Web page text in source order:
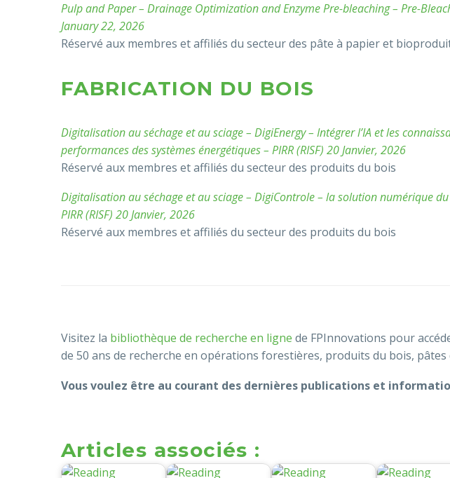
Pulp and Paper – Drainage Optimization and Enzyme Pre-bleaching – Pre-
January 22, 2026
Réservé aux membres et affiliés du secteur des pâte à papier et
FABRICATION DU BOIS
Digitalisation au séchage et au sciage – DigiEnergy – Intégrer l’IA et les
performances des systèmes énergétiques – PIRR (RISF) 20 Janvier, 2026
Réservé aux membres et affiliés du secteur des produits du bois
Digitalisation au séchage et au sciage – DigiControle – la solution numérique
PIRR (RISF) 20 Janvier, 2026
Réservé aux membres et affiliés du secteur des produits du bois
Visitez la bibliothèque de recherche en ligne de FPInnovations pour
de 50 ans de recherche en opérations forestières, produits du bois,
Vous voulez être au courant des dernières publications et
Articles associés :